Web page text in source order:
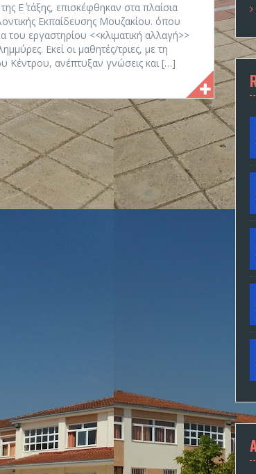
Ε΄ τάξης, επισκέφθηκαν στα πλαίσια
Εκπαίδευσης Μουζακίου. όπου
του εργαστηρίου <<κλιματική αλλαγή>>
Εκεί οι μαθητές/τριες, με τη
Κέντρου, ανέπτυξαν γνώσεις και […]